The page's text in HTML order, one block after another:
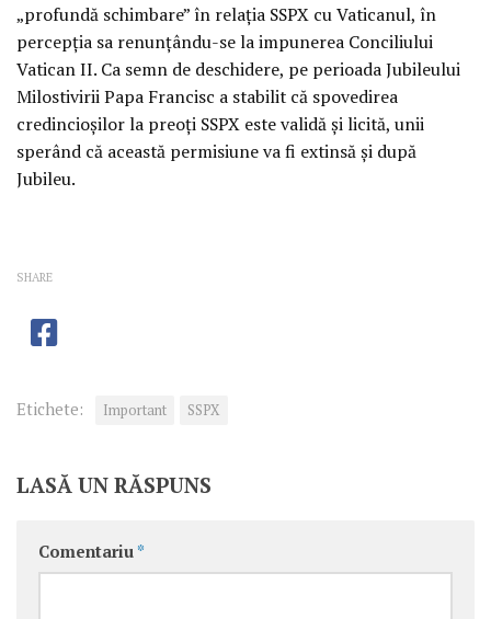
„profundă schimbare” în relația SSPX cu Vaticanul, în
percepția sa renunțându-se la impunerea Conciliului
Vatican II. Ca semn de deschidere, pe perioada Jubileului
Milostivirii Papa Francisc a stabilit că spovedirea
credincioșilor la preoți SSPX este validă și licită, unii
sperând că această permisiune va fi extinsă și după
Jubileu.
SHARE
Etichete: Important SSPX
LASĂ UN RĂSPUNS
Comentariu *